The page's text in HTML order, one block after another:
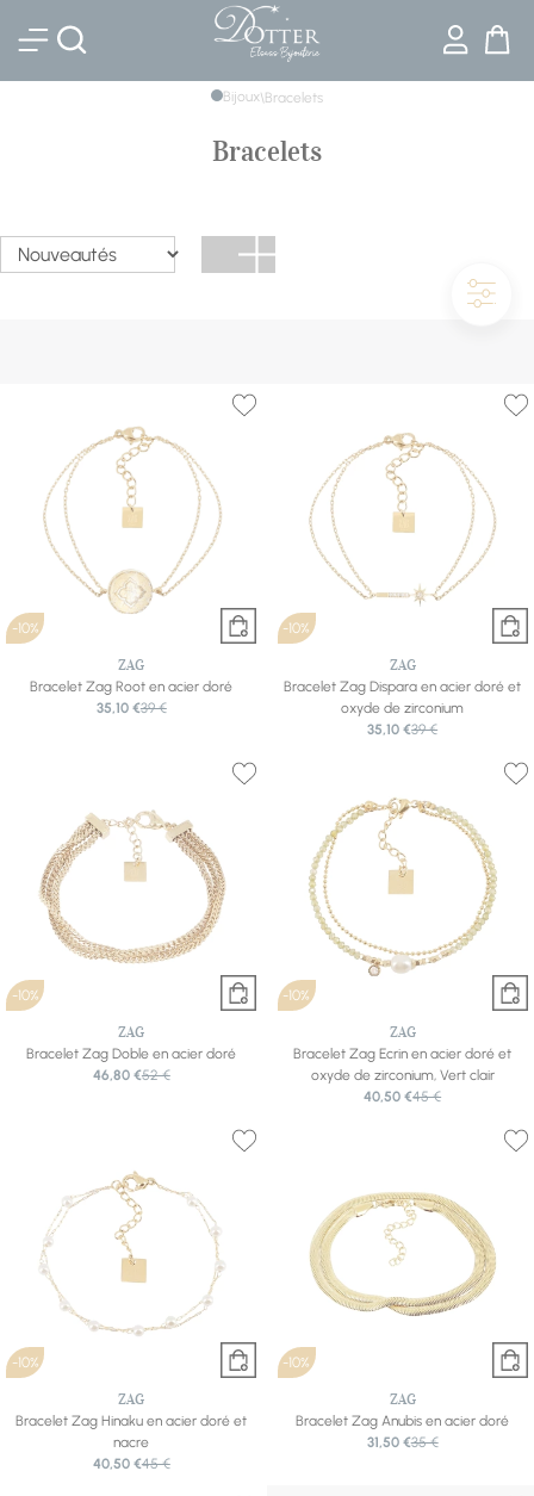
Bijouterie DOTTER
Bijoux\Bracelets
Bracelets
-10%
ZAG
Bracelet Zag Root en acier doré
35,10 €39 €
-10%
ZAG
Bracelet Zag Dispara en acier doré et
oxyde de zirconium
35,10 €39 €
-10%
ZAG
Bracelet Zag Doble en acier doré
46,80 €52 €
-10%
ZAG
Bracelet Zag Ecrin en acier doré et
oxyde de zirconium, Vert clair
40,50 €45 €
-10%
ZAG
Bracelet Zag Hinaku en acier doré et
nacre
40,50 €45 €
-10%
ZAG
Bracelet Zag Anubis en acier doré
31,50 €35 €